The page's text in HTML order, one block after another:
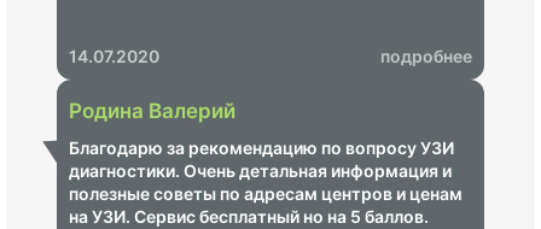
14.07.2020 подробнее
Родина Валерий
Благодарю за рекомендацию по вопросу УЗИ
диагностики. Очень детальная информация и
полезные советы по адресам центров и ценам
на УЗИ. Сервис бесплатный но на 5 баллов.